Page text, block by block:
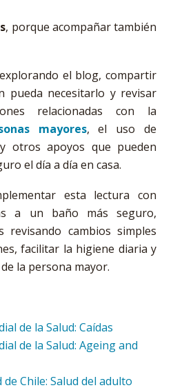
, porque acompañar también
el blog, compartir
pueda necesitarlo y revisar
relacionadas con la
mayores, el uso de
otros apoyos que pueden
el día a día en casa.
esta lectura con
a un baño más seguro,
revisando cambios simples
facilitar la higiene diaria y
la persona mayor.
de la Salud: Caídas
de la Salud: Ageing and
Chile: Salud del adulto